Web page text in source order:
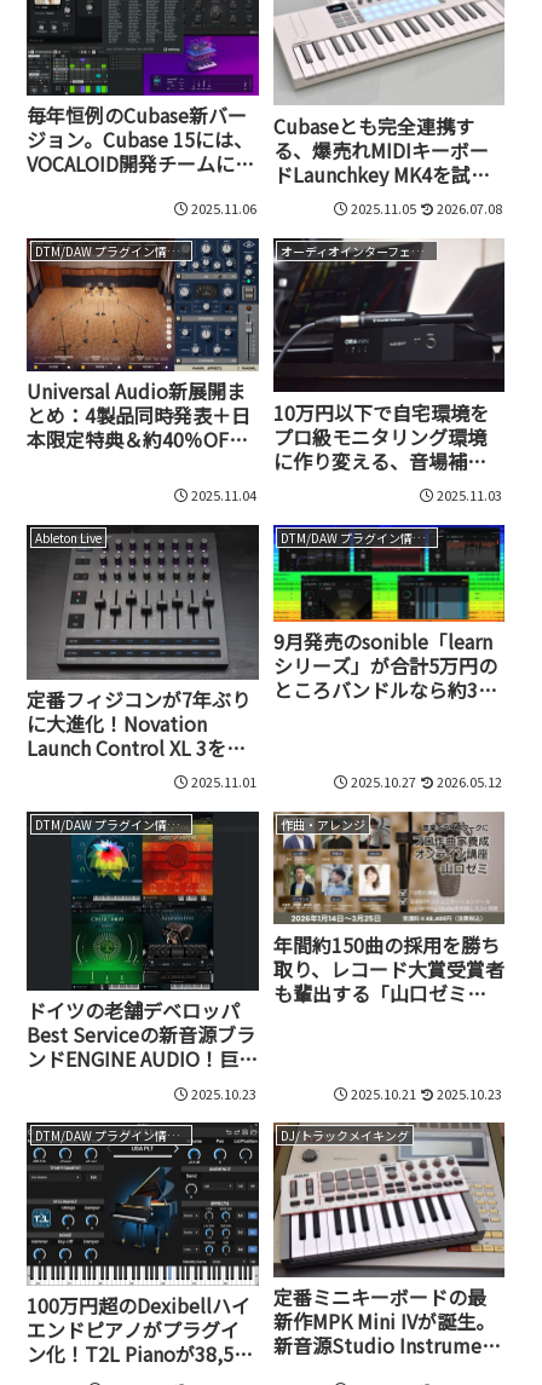
毎年恒例のCubase新バー
ジョン。Cubase 15には、
VOCALOID開発チームによ
テム分離、Newシンセ＆
エフェクトが新搭載！
2025.11.06
Cubaseとも完全連携す
る、爆売れMIDIキーボー
ドLaunchkey MK4を試し
2025.11.05 2026.07.08
DTM/DAW プラグイン情報（VST AU AAX）
Universal Audio新展開ま
とめ：4製品同時発表＋日
本限定特典＆約40％OFF
2025.11.04
オーディオインターフェイス
10万円以下で自宅環境を
プロ級モニタリング環境
に作り変える、音場補正
ハードウェアシステム
Audient ORIA miniが登
場！
2025.11.03
Ableton Live
定番フィジコンが7年ぶり
に大進化！Novation
Launch Control XL 3を試
2025.11.01
DTM/DAW プラグイン情報（VST AU AAX）
9月発売のsonible「learn
シリーズ」が合計5万円の
ところバンドルなら約3万
2025.10.27 2026.05.12
DTM/DAW プラグイン情報（VST AU AAX）
ドイツの老舗デベロッパ
Best Serviceの新音源ブラ
ンドENGINE AUDIO！巨匠
エドゥアルド・タリロン
テの人気音源が軽量プレ
イヤー「ENGINE
PLAYER」で続々登場！
2025.10.23
作曲・アレンジ
年間約150曲の採用を勝ち
取り、レコード大賞受賞者
も輩出する「山口ゼミ」
2025.10.21 2025.10.23
DTM/DAW プラグイン情報（VST AU AAX）
100万円超のDexibellハイ
エンドピアノがプラグイ
ン化！T2L Pianoが38,500
円で発売開始
DJ/トラックメイキング
定番ミニキーボードの最
新作MPK Mini IVが誕生。
新音源Studio Instrument